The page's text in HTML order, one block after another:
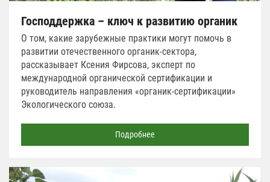
Господдержка – ключ к развитию органик
О том, какие зарубежные практики могут помочь в
развитии отечественного органик-сектора,
рассказывает Ксения Фирсова, эксперт по
международной органической сертификации и
руководитель направления «органик-сертификации»
Экологического союза.
Подробнее